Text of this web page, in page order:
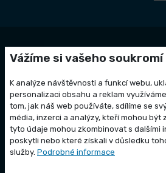
Zákaznický servis
Kontakty
Doprava a platba
Obchodní podmínky
Odstoupení od smlouvy
Reklamace zboží
Vážíme si vašeho soukromí
K analýze návštěvnosti a funkcí webu,
personalizaci obsahu a reklam
tom, jak náš web používáte, sdílíme se
média, inzerci a analýzy, kteří mohou být
tyto údaje mohou zkombinovat s dalšími
poskytli nebo které získali v důsledku
služby. Podrobné informace
Výprodej
Vybrané produkty nyní